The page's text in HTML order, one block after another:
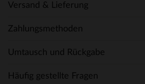
Versand & Lieferung
Zahlungsmethoden
Umtausch und Rückgabe
Häufig gestellte Fragen